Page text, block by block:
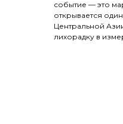
событие — это
открывается
Центральной
лихорадку в